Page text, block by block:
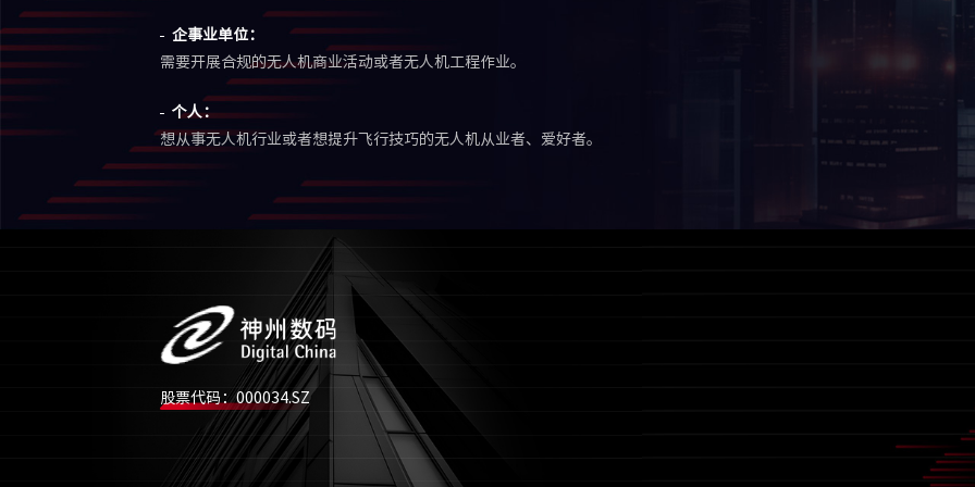
企事业单位：
需要开展合规的无人机商业活动或者无人机工程作业。
个人：
想从事无人机行业或者想提升飞行技巧的无人机从业者、爱好者。
股票代码：000034.SZ